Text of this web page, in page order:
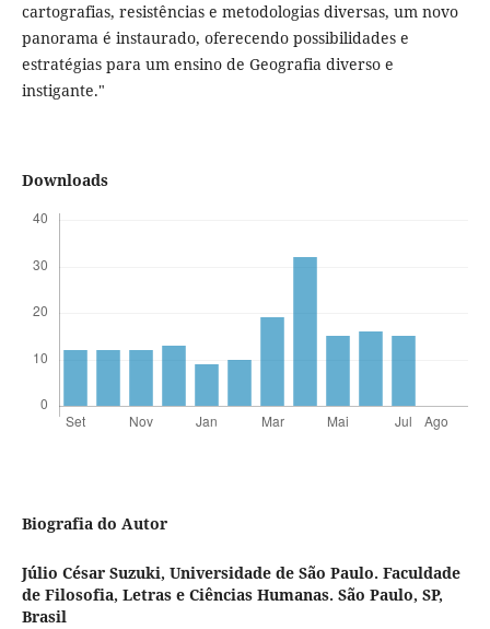
cartografias, resistências e metodologias diversas, um novo
panorama é instaurado, oferecendo possibilidades e
estratégias para um ensino de Geografia diverso e
instigante."
Downloads
Biografia do Autor
Júlio César Suzuki, Universidade de São Paulo. Faculdade
de Filosofia, Letras e Ciências Humanas. São Paulo, SP,
Brasil